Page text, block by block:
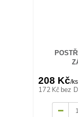
208 Kč/ks
172 Kč bez